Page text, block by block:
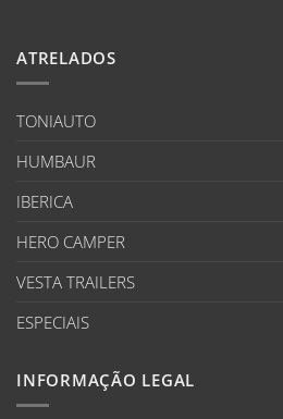
ATRELADOS
TONIAUTO
HUMBAUR
IBERICA
HERO CAMPER
VESTA TRAILERS
ESPECIAIS
INFORMAÇÃO LEGAL